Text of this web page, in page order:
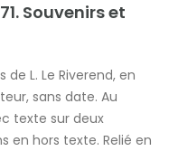
Souvenirs et
L. Le Riverend, en
sans date. Au
texte sur deux
en hors texte. Relié en